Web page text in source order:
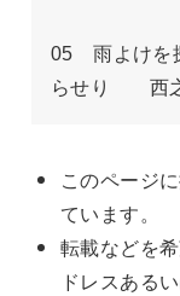
05　雨よけを
らせり　　西
このページ
ています。
転載などを
ドレスある